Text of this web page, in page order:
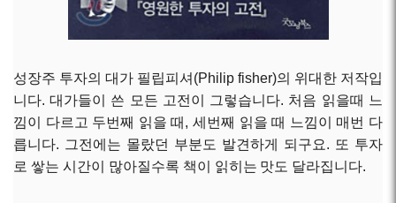
성장주 투자의 대가 필립피셔(Philip fisher)의 위대한 저작입
니다. 대가들이 쓴 모든 고전이 그렇습니다. 처음 읽을때 느
낌이 다르고 두번째 읽을 때, 세번째 읽을 때 느낌이 매번 다
릅니다. 그전에는 몰랐던 부분도 발견하게 되구요. 또 투자
로 쌓는 시간이 많아질수록 책이 읽히는 맛도 달라집니다.